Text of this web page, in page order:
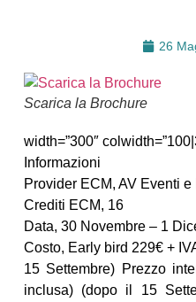
26
Scarica la Brochure
width=”300″
Informazioni
Provider ECM, AV Eventi
Crediti ECM, 16
Data, 30 Novembre – 1
Costo, Early bird 229€ +
15 Settembre) Prezzo
inclusa) (dopo il 15